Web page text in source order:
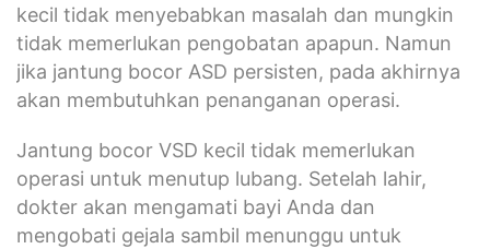
kecil tidak menyebabkan masalah dan mungkin
tidak memerlukan pengobatan apapun. Namun
jika jantung bocor ASD persisten, pada akhirnya
akan membutuhkan penanganan operasi.
Jantung bocor VSD kecil tidak memerlukan
operasi untuk menutup lubang. Setelah lahir,
dokter akan mengamati bayi Anda dan
mengobati gejala sambil menunggu untuk